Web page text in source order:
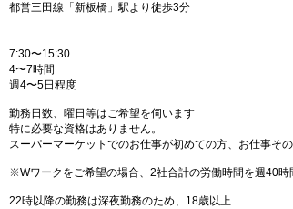
都営三田線「新板橋」駅より徒歩3分
7:30〜15:30
4〜7時間
週4〜5日程度
勤務日数、曜日等はご希望を伺います
特に必要な資格はありません。
スーパーマーケットでのお仕事が初めての方、お仕事そ
※Wワークをご希望の場合、2社合計の労働時間を週40
22時以降の勤務は深夜勤務のため、18歳以上